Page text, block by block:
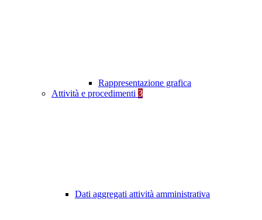
Rappresentazione grafica
Attività e procedimenti 3
Dati aggregati attività amministrativa